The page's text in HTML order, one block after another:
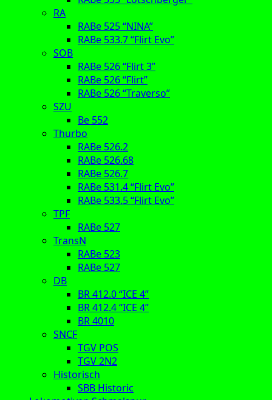
RA
RABe 525 “NINA”
RABe 533.7 “Flirt Evo”
SOB
RABe 526 “Flirt 3”
RABe 526 “Flirt”
RABe 526 “Traverso”
SZU
Be 552
Thurbo
RABe 526.2
RABe 526.68
RABe 526.7
RABe 531.4 “Flirt Evo”
RABe 533.5 “Flirt Evo”
TPF
RABe 527
TransN
RABe 523
RABe 527
DB
BR 412.0 “ICE 4”
BR 412.4 “ICE 4”
BR 4010
SNCF
TGV POS
TGV 2N2
Historisch
SBB Historic